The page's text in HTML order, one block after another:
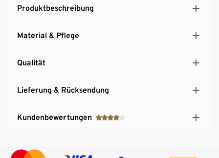
Produktbeschreibung
Material & Pflege
Qualität
Lieferung & Rücksendung
Kundenbewertungen